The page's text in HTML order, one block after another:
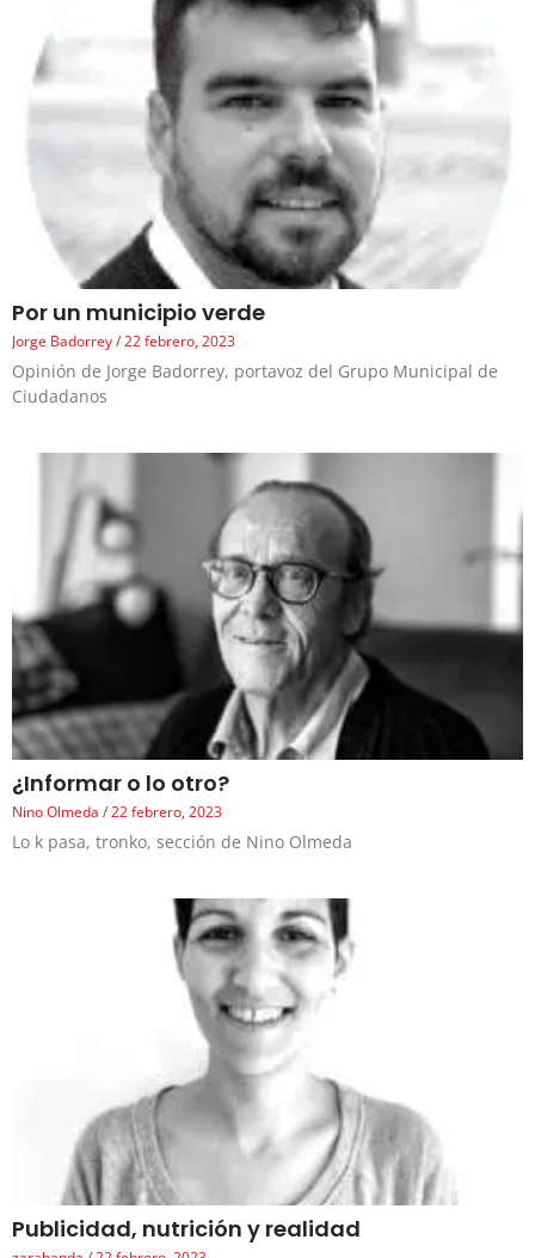
Por un municipio verde
Jorge Badorrey 22 febrero, 2023
Opinión de Jorge Badorrey, portavoz del Grupo Municipal de
Ciudadanos
¿Informar o lo otro?
Nino Olmeda 22 febrero, 2023
Lo k pasa, tronko, sección de Nino Olmeda
Publicidad, nutrición y realidad